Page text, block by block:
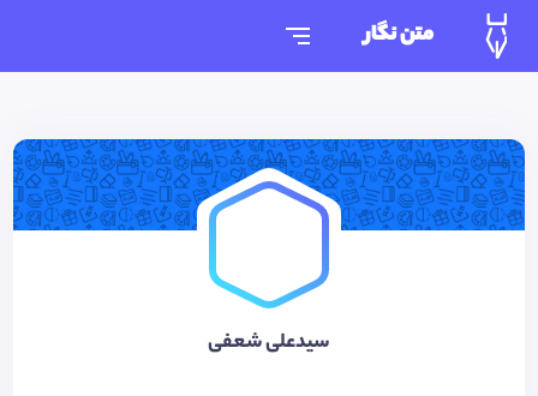
متن نگار
سیدعلی شعفی